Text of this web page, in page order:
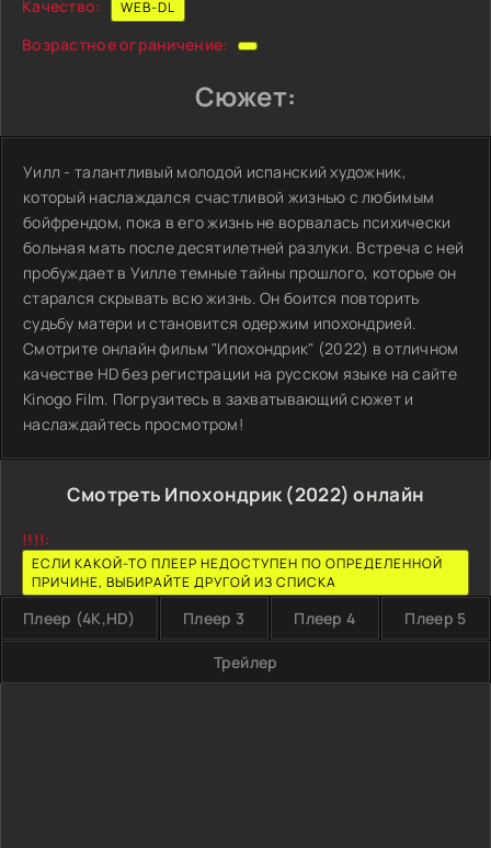
Качество: WEB-DL
Возрастное ограничение:
Сюжет:
Уилл - талантливый молодой испанский художник,
который наслаждался счастливой жизнью с любимым
бойфрендом, пока в его жизнь не ворвалась психически
больная мать после десятилетней разлуки. Встреча с ней
пробуждает в Уилле темные тайны прошлого, которые он
старался скрывать всю жизнь. Он боится повторить
судьбу матери и становится одержим ипохондрией.
Смотрите онлайн фильм "Ипохондрик" (2022) в отличном
качестве HD без регистрации на русском языке на сайте
Kinogo Film. Погрузитесь в захватывающий сюжет и
наслаждайтесь просмотром!
Смотреть Ипохондрик (2022) онлайн
!!!!:
ЕСЛИ КАКОЙ-ТО ПЛЕЕР НЕДОСТУПЕН ПО ОПРЕДЕЛЕННОЙ
ПРИЧИНЕ, ВЫБИРАЙТЕ ДРУГОЙ ИЗ СПИСКА
Плеер (4K,HD) Плеер 3 Плеер 4 Плеер 5
Трейлер